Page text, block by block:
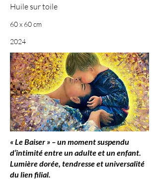
Huile sur toile
60 x 60 cm
2024
« Le Baiser » – un moment suspendu
d’intimité entre un adulte et un enfant.
Lumière dorée, tendresse et universalité
du lien filial.